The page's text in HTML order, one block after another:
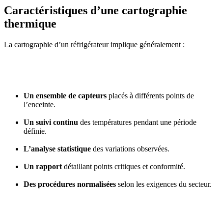
Caractéristiques d’une cartographie
thermique
La cartographie d’un réfrigérateur implique généralement :
Un ensemble de capteurs placés à différents points de
l’enceinte.
Un suivi continu des températures pendant une période
définie.
L’analyse statistique des variations observées.
Un rapport détaillant points critiques et conformité.
Des procédures normalisées selon les exigences du secteur.